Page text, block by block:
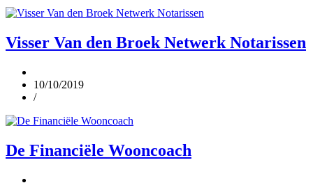
Visser Van den Broek Netwerk Notarissen
10/10/2019
/
De Financiële Wooncoach